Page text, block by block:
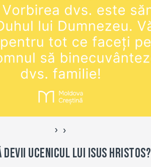
‹ ›
devii ucenicul lui Isus Hristos?